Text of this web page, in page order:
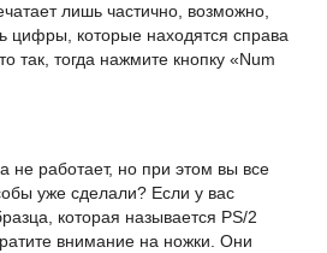
лишь частично, возможно,
цифры, которые находятся справа
так, тогда нажмите кнопку «Num
не работает, но при этом вы все
уже сделали? Если у вас
которая называется PS/2
внимание на ножки. Они